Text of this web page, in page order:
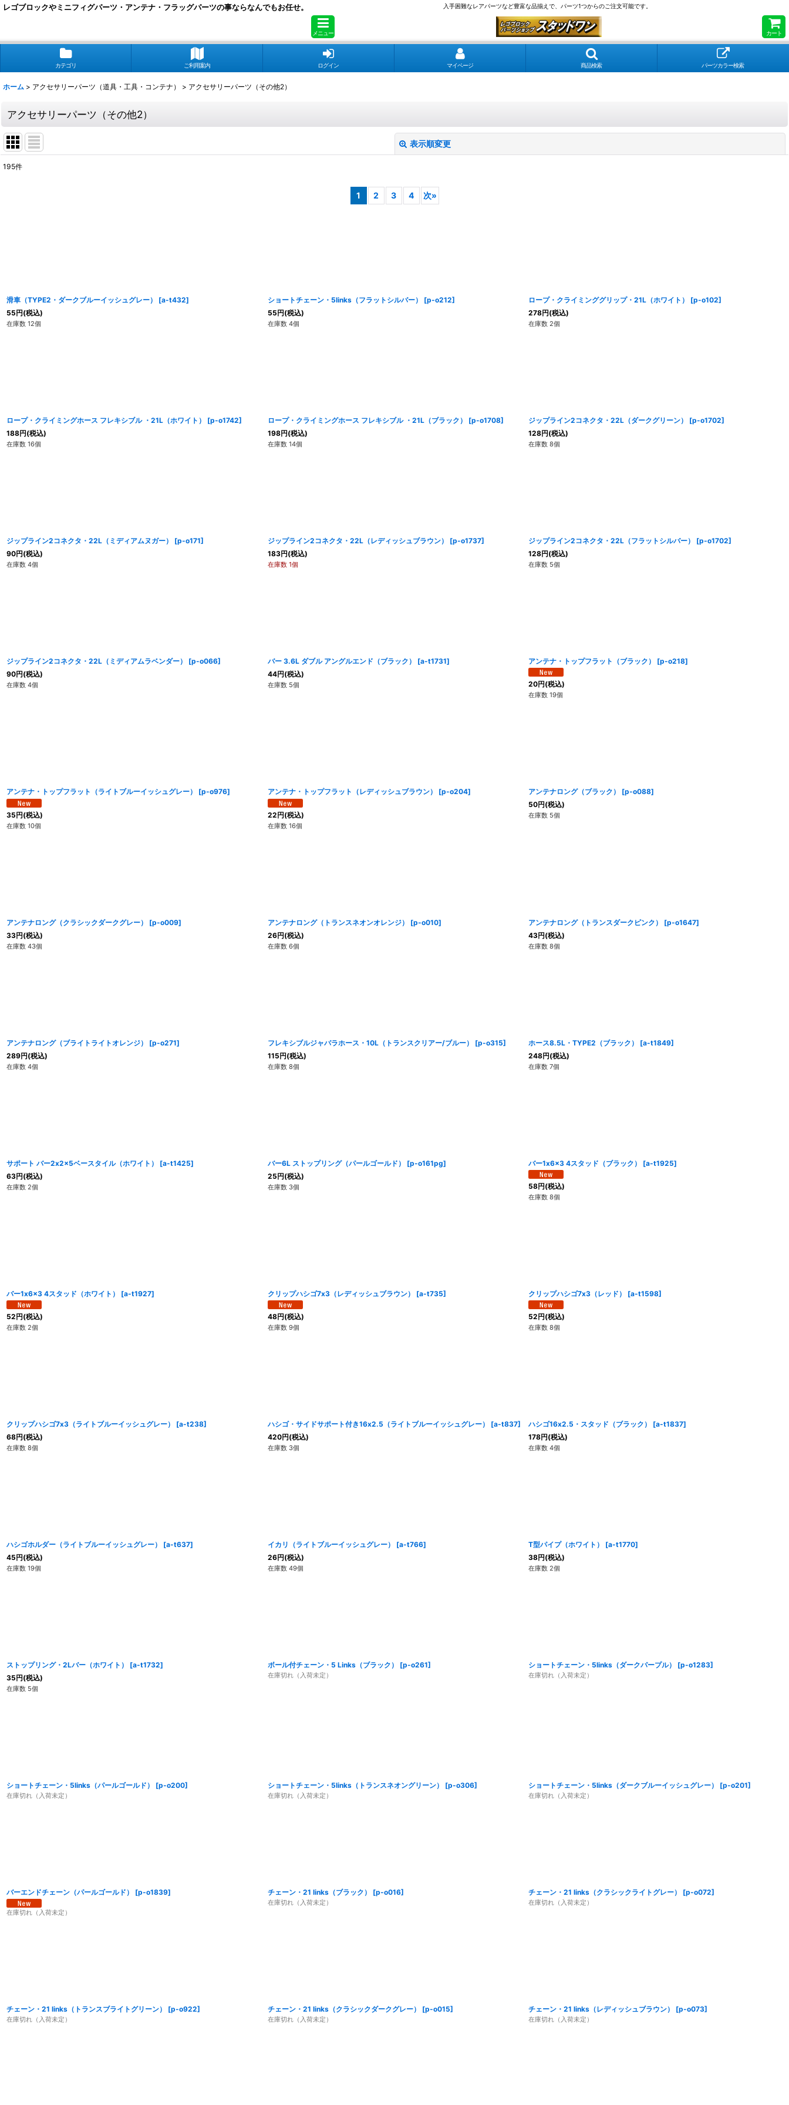
レゴブロックやミニフィグパーツ・アンテナ・フラッグパーツの事ならなんでもお任せ。 入手困難なレアパーツなど豊富な品揃えで、パーツ1つからのご注文可能です。
メニュー カート
カテゴリ ご利用案内 ログイン マイページ 商品検索 パーツカラー検索
ホーム > アクセサリーパーツ（道具・工具・コンテナ） > アクセサリーパーツ（その他2）
アクセサリーパーツ（その他2）
表示順変更
195件
1 2 3 4 次»
滑車（TYPE2・ダークブルーイッシュグレー） [a-t432]
55円(税込)
在庫数 12個
ショートチェーン・5links（フラットシルバー） [p-o212]
55円(税込)
在庫数 4個
ロープ・クライミンググリップ・21L（ホワイト） [p-o102]
278円(税込)
在庫数 2個
ロープ・クライミングホース フレキシブル ・21L（ホワイト） [p-o1742]
188円(税込)
在庫数 16個
ロープ・クライミングホース フレキシブル ・21L（ブラック） [p-o1708]
198円(税込)
在庫数 14個
ジップライン2コネクタ・22L（ダークグリーン） [p-o1702]
128円(税込)
在庫数 8個
ジップライン2コネクタ・22L（ミディアムヌガー） [p-o171]
90円(税込)
在庫数 4個
ジップライン2コネクタ・22L（レディッシュブラウン） [p-o1737]
183円(税込)
在庫数 1個
ジップライン2コネクタ・22L（フラットシルバー） [p-o1702]
128円(税込)
在庫数 5個
ジップライン2コネクタ・22L（ミディアムラベンダー） [p-o066]
90円(税込)
在庫数 4個
バー 3.6L ダブル アングルエンド（ブラック） [a-t1731]
44円(税込)
在庫数 5個
アンテナ・トップフラット（ブラック） [p-o218]
20円(税込)
在庫数 19個
アンテナ・トップフラット（ライトブルーイッシュグレー） [p-o976]
35円(税込)
在庫数 10個
アンテナ・トップフラット（レディッシュブラウン） [p-o204]
22円(税込)
在庫数 16個
アンテナロング（ブラック） [p-o088]
50円(税込)
在庫数 5個
アンテナロング（クラシックダークグレー） [p-o009]
33円(税込)
在庫数 43個
アンテナロング（トランスネオンオレンジ） [p-o010]
26円(税込)
在庫数 6個
アンテナロング（トランスダークピンク） [p-o1647]
43円(税込)
在庫数 8個
アンテナロング（ブライトライトオレンジ） [p-o271]
289円(税込)
在庫数 4個
フレキシブルジャバラホース・10L（トランスクリアー/ブルー） [p-o315]
115円(税込)
在庫数 8個
ホース8.5L・TYPE2（ブラック） [a-t1849]
248円(税込)
在庫数 7個
サポート バー2x2x5ベースタイル（ホワイト） [a-t1425]
63円(税込)
在庫数 2個
バー6L ストップリング（パールゴールド） [p-o161pg]
25円(税込)
在庫数 3個
バー1x6x3 4スタッド（ブラック） [a-t1925]
58円(税込)
在庫数 8個
バー1x6x3 4スタッド（ホワイト） [a-t1927]
52円(税込)
在庫数 2個
クリップハシゴ7x3（レディッシュブラウン） [a-t735]
48円(税込)
在庫数 9個
クリップハシゴ7x3（レッド） [a-t1598]
52円(税込)
在庫数 8個
クリップハシゴ7x3（ライトブルーイッシュグレー） [a-t238]
68円(税込)
在庫数 8個
ハシゴ・サイドサポート付き16x2.5（ライトブルーイッシュグレー） [a-t837]
420円(税込)
在庫数 3個
ハシゴ16x2.5・スタッド（ブラック） [a-t1837]
178円(税込)
在庫数 4個
ハシゴホルダー（ライトブルーイッシュグレー） [a-t637]
45円(税込)
在庫数 19個
イカリ（ライトブルーイッシュグレー） [a-t766]
26円(税込)
在庫数 49個
T型パイプ（ホワイト） [a-t1770]
38円(税込)
在庫数 2個
ストップリング・2Lバー（ホワイト） [a-t1732]
35円(税込)
在庫数 5個
ボール付チェーン・5 Links（ブラック） [p-o261]
在庫切れ（入荷未定）
ショートチェーン・5links（ダークパープル） [p-o1283]
在庫切れ（入荷未定）
ショートチェーン・5links（パールゴールド） [p-o200]
在庫切れ（入荷未定）
ショートチェーン・5links（トランスネオングリーン） [p-o306]
在庫切れ（入荷未定）
ショートチェーン・5links（ダークブルーイッシュグレー） [p-o201]
在庫切れ（入荷未定）
バーエンドチェーン（パールゴールド） [p-o1839]
在庫切れ（入荷未定）
チェーン・21 links（ブラック） [p-o016]
在庫切れ（入荷未定）
チェーン・21 links（クラシックライトグレー） [p-o072]
在庫切れ（入荷未定）
チェーン・21 links（トランスブライトグリーン） [p-o922]
在庫切れ（入荷未定）
チェーン・21 links（クラシックダークグレー） [p-o015]
在庫切れ（入荷未定）
チェーン・21 links（レディッシュブラウン） [p-o073]
在庫切れ（入荷未定）